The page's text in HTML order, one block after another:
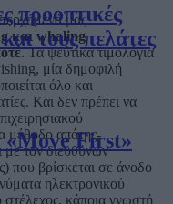
προοπτικές
τους πελάτες
«Move First»
μας
και whaling
. Τα ψεύτικα τιμολόγια
μία δημοφιλή
όλο και
Και δεν πρέπει να
μέθοδο απάτης-
με τον διευθύνων
που βρίσκεται σε άνοδο
ηλεκτρονικού
κάποια γνωστή